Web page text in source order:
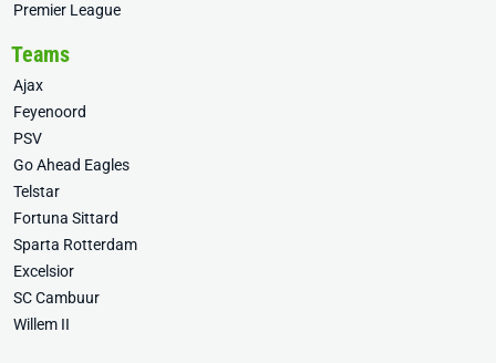
Premier League
Teams
Ajax
Feyenoord
PSV
Go Ahead Eagles
Telstar
Fortuna Sittard
Sparta Rotterdam
Excelsior
SC Cambuur
Willem II